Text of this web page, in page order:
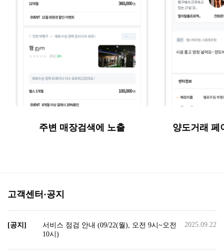
주변 매장검색에 노출 양도거래 페
고객센터·공지
[공지]
서비스 점검 안내 (09/22(월), 오전 9시~오전
10시)
2025.09.22